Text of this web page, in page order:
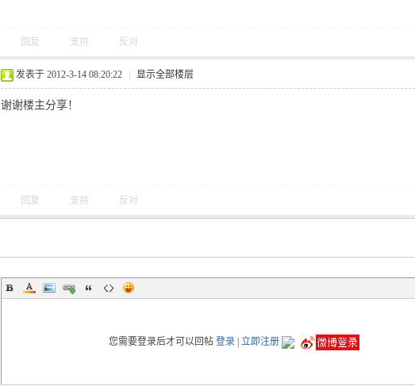
回复 支持 反对
发表于 2012-3-14 08:20:22 显示全部楼层
谢谢楼主分享！
回复 支持 反对
您需要登录后才可以回帖 登录| 立即注册